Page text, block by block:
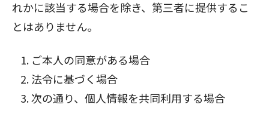
れかに該当する場合を除き、第三者に提供するこ
とはありません。
ご本人の同意がある場合
法令に基づく場合
次の通り、個人情報を共同利用する場合